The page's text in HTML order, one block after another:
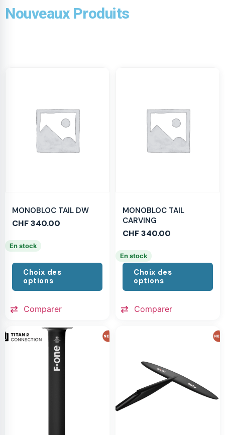
Nouveaux Produits
MONOBLOC TAIL DW
CHF340.00
En stock
Choix des
options
Comparer
MONOBLOC TAIL
CARVING
CHF340.00
En stock
Choix des
options
Comparer